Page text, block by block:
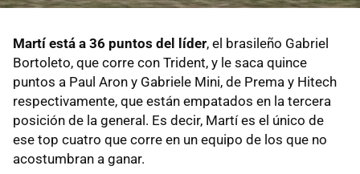
Martí está a 36 puntos del líder, el brasileño Gabriel
Bortoleto, que corre con Trident, y le saca quince
puntos a Paul Aron y Gabriele Mini, de Prema y Hitech
respectivamente, que están empatados en la tercera
posición de la general. Es decir, Martí es el único de
ese top cuatro que corre en un equipo de los que no
acostumbran a ganar.